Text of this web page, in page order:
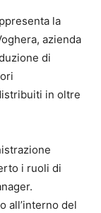
la
azienda
di
in oltre
i ruoli di
all’interno del